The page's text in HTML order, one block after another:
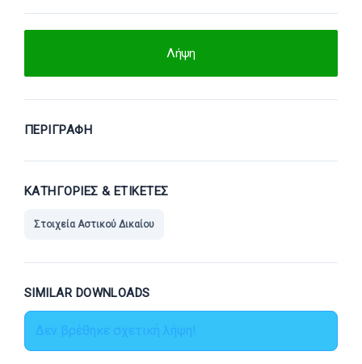
Λήψη
ΠΕΡΙΓΡΑΦΉ
ΚΑΤΗΓΟΡΊΕΣ & ΕΤΙΚΈΤΕΣ
Στοιχεία Αστικού Δικαίου
SIMILAR DOWNLOADS
Δεν βρέθηκε σχετική λήψη!